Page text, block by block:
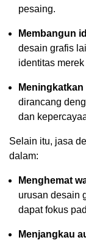
pesaing.
Membangun
desain grafis
identitas
dirancang
dan
Selain itu, jasa
dalam:
Menghemat
urusan desain
dapat fokus
Menjangkau